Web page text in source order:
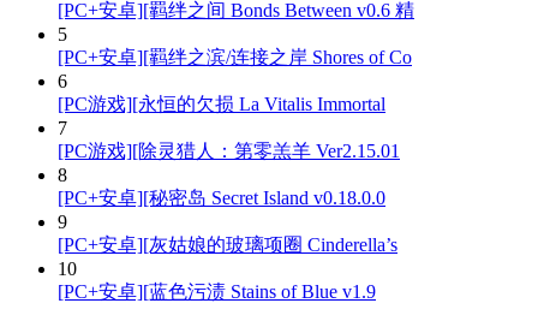
[PC+安卓][羁绊之间 Bonds Between v0.6 精
5
[PC+安卓][羁绊之滨/连接之岸 Shores of Co
6
[PC游戏][永恒的欠损 La Vitalis Immortal
7
[PC游戏][除灵猎人：第零羔羊 Ver2.15.01
8
[PC+安卓][秘密岛 Secret Island v0.18.0.0
9
[PC+安卓][灰姑娘的玻璃项圈 Cinderella’s
10
[PC+安卓][蓝色污渍 Stains of Blue v1.9